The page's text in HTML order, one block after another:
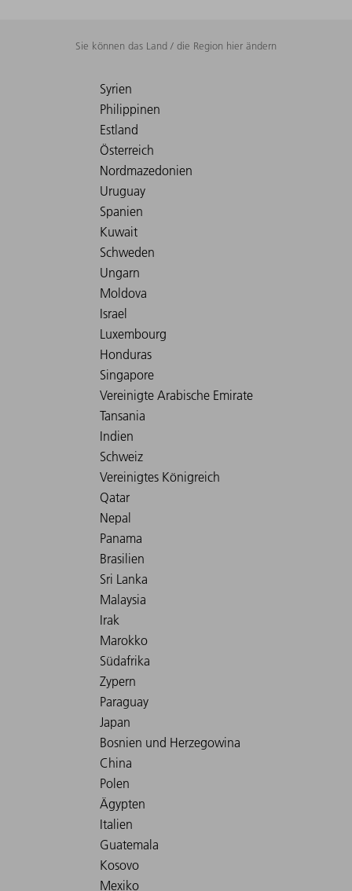
Sie können das Land / die Region hier ändern